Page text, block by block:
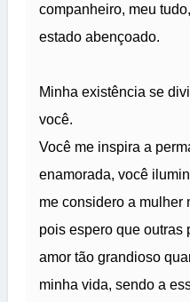
companheiro, meu
estado abençoado.
Minha existência se
você.
Você me inspira a
enamorada, você
me considero a mulher
pois espero que outras
amor tão grandioso
minha vida, sendo a